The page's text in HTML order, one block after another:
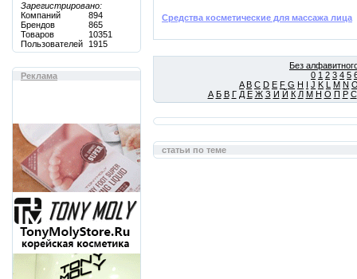
Зарегистрировано:
Компаний
894
Брендов
865
Товаров
10351
Пользователей
1915
Реклама
Средства косметические для массажа лица
Без
0 1 2 3 4 5
A B C D E F G H I J K L M N
А Б В Г Д Е Ж З И Й К Л М Н О П Р С
статьи по теме